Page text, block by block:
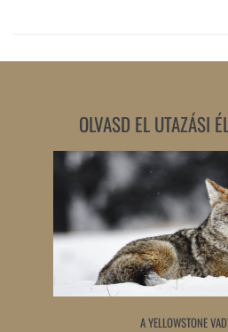
OLVASD EL UTAZÁSI
A YELLOWSTONE